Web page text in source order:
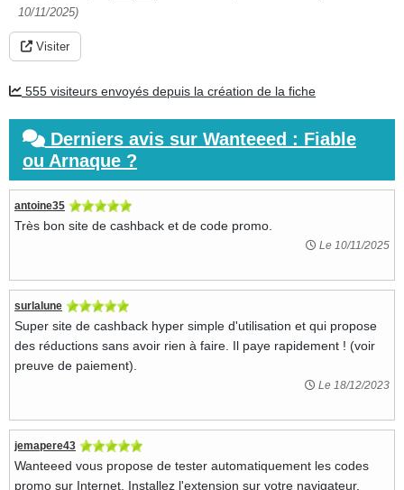
10/11/2025)
Visiter
555 visiteurs envoyés depuis la création de la fiche
Derniers avis sur Wanteeed : Fiable
ou Arnaque ?
antoine35
Très bon site de cashback et de code promo.
Le 10/11/2025
surlalune
Super site de cashback hyper simple d'utilisation et qui propose
des réductions sans avoir rien à faire. Il paye rapidement ! (voir
preuve de paiement).
Le 18/12/2023
jemapere43
Wanteeed vous propose de tester automatiquement les codes
promo sur Internet. Installez l'extension sur votre navigateur,